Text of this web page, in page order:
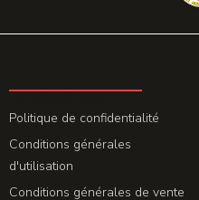
Politique de confidentialité
Conditions générales
d'utilisation
Conditions générales de vente